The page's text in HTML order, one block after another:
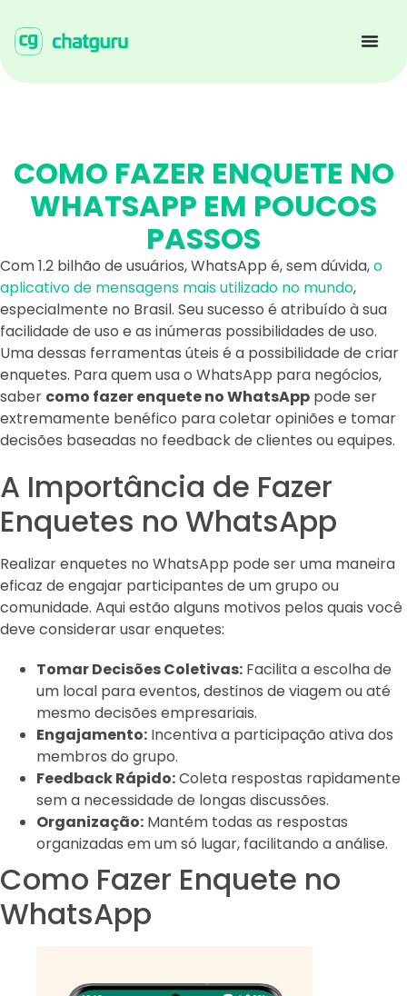
COMO FAZER ENQUETE NO
WHATSAPP EM POUCOS
PASSOS
Com 1.2 bilhão de usuários, WhatsApp é, sem dúvida,o
aplicativo de mensagens mais utilizado no mundo,
especialmente no Brasil. Seu sucesso é atribuído à sua
facilidade de uso e as inúmeras possibilidades de uso.
Uma dessas ferramentas úteis é a possibilidade de criar
enquetes. Para quem usa o WhatsApp para negócios,
saber como fazer enquete no WhatsApp pode ser
extremamente benéfico para coletar opiniões e tomar
decisões baseadas no feedback de clientes ou equipes.
A Importância de Fazer
Enquetes no WhatsApp
Realizar enquetes no WhatsApp pode ser uma maneira
eficaz de engajar participantes de um grupo ou
comunidade. Aqui estão alguns motivos pelos quais você
deve considerar usar enquetes:
Tomar Decisões Coletivas: Facilita a escolha de
um local para eventos, destinos de viagem ou até
mesmo decisões empresariais.
Engajamento: Incentiva a participação ativa dos
membros do grupo.
Feedback Rápido:Coleta respostas rapidamente
sem a necessidade de longas discussões.
Organização: Mantém todas as respostas
organizadas em um só lugar, facilitando a análise.
Como Fazer Enquete no
WhatsApp